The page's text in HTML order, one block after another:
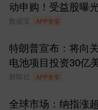
动申购！受益股曝
数据宝 APP专享
特朗普宣布：将向
电池项目投资30亿
财联社 APP专享
全球市场：纳指涨